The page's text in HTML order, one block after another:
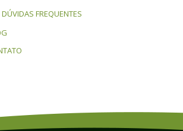
DÚVIDAS FREQUENTES